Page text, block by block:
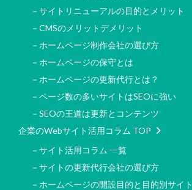
－サイトリニューアルの目的とメリット
－CMSのメリットデメリット
－ホームページ制作会社の選び方
－ホームページの保守とは
－ホームページの更新代行とは？
－ページ数の多いサイトはSEOに強い
－SEOの王道は更新とコンテンツ
企業のWebサイト活用コラム TOP
－サイト活用コラム 一覧
－サイトの更新代行会社の選び方
－ホームページの開設目的と目的別サイト